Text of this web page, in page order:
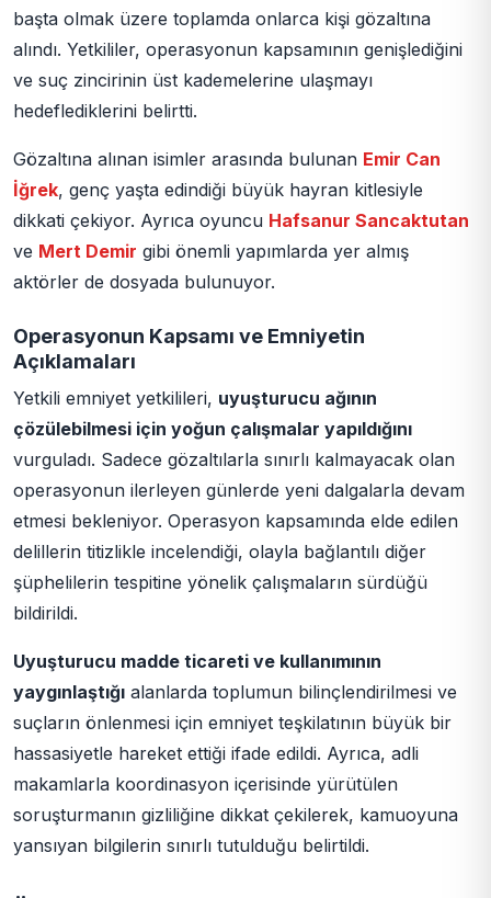
başta olmak üzere toplamda onlarca kişi gözaltına
alındı. Yetkililer, operasyonun kapsamının genişlediğini
ve suç zincirinin üst kademelerine ulaşmayı
hedeflediklerini belirtti.
Gözaltına alınan isimler arasında bulunan Emir Can
İğrek, genç yaşta edindiği büyük hayran kitlesiyle
dikkati çekiyor. Ayrıca oyuncu Hafsanur Sancaktutan
ve Mert Demir gibi önemli yapımlarda yer almış
aktörler de dosyada bulunuyor.
Operasyonun Kapsamı ve Emniyetin
Açıklamaları
Yetkili emniyet yetkilileri, uyuşturucu ağının
çözülebilmesi için yoğun çalışmalar yapıldığını
vurguladı. Sadece gözaltılarla sınırlı kalmayacak olan
operasyonun ilerleyen günlerde yeni dalgalarla devam
etmesi bekleniyor. Operasyon kapsamında elde edilen
delillerin titizlikle incelendiği, olayla bağlantılı diğer
şüphelilerin tespitine yönelik çalışmaların sürdüğü
bildirildi.
Uyuşturucu madde ticareti ve kullanımının
yaygınlaştığı alanlarda toplumun bilinçlendirilmesi ve
suçların önlenmesi için emniyet teşkilatının büyük bir
hassasiyetle hareket ettiği ifade edildi. Ayrıca, adli
makamlarla koordinasyon içerisinde yürütülen
soruşturmanın gizliliğine dikkat çekilerek, kamuoyuna
yansıyan bilgilerin sınırlı tutulduğu belirtildi.